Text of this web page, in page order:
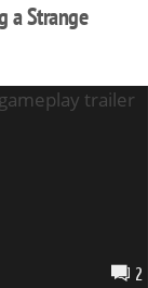
a Strange
2